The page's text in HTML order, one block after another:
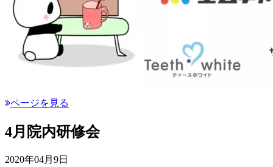
ページを見る
4月院内研修会
2020年04月9日